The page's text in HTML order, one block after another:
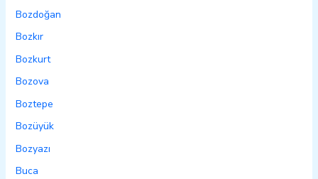
Bozdoğan
Bozkır
Bozkurt
Bozova
Boztepe
Bozüyük
Bozyazı
Buca